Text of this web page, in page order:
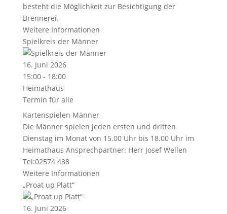
besteht die Möglichkeit zur Besichtigung der
Brennerei.
Weitere Informationen
Spielkreis der Männer
16. Juni 2026
15:00 - 18:00
Heimathaus
Termin für alle
Kartenspielen Männer
Die Männer spielen jeden ersten und dritten
Dienstag im Monat von 15.00 Uhr bis 18.00 Uhr im
Heimathaus Ansprechpartner: Herr Josef Wellen
Tel:02574 438
Weitere Informationen
„Proat up Platt“
16. Juni 2026